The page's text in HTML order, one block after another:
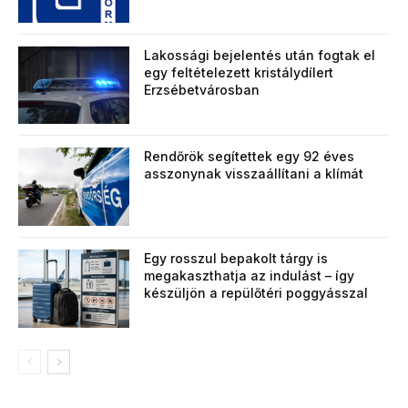
Lakossági bejelentés után fogtak el
egy feltételezett kristálydílert
Erzsébetvárosban
Rendőrök segítettek egy 92 éves
asszonynak visszaállítani a klímát
Egy rosszul bepakolt tárgy is
megakaszthatja az indulást – így
készüljön a repülőtéri poggyásszal